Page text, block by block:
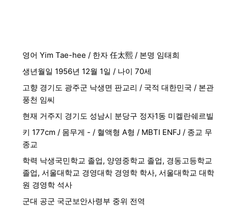
영어 Yim Tae-hee / 한자 任太熙 / 본명 임태희
생년월일 1956년 12월 1일 / 나이 70세
고향 경기도 광주군 낙생면 판교리 / 국적 대한민국 / 본관
풍천 임씨
현재 거주지 경기도 성남시 분당구 정자1동 미켈란쉐르빌
키 177cm / 몸무게 - / 혈액형 A형 / MBTI ENFJ / 종교 무
종교
학력 낙생국민학교 졸업, 양영중학교 졸업, 경동고등학교
졸업, 서울대학교 경영대학 경영학 학사, 서울대학교 대학
원 경영학 석사
군대 공군 국군보안사령부 중위 전역